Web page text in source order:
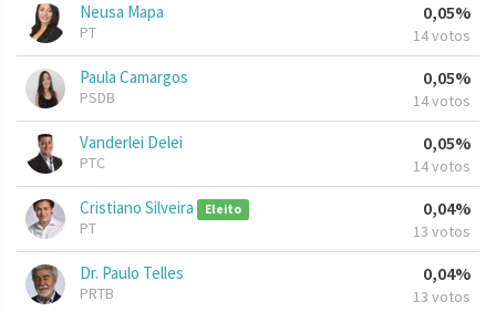
Neusa Mapa
PT
0,05%
14 votos
Paula Camargos
PSDB
0,05%
14 votos
Vanderlei Delei
PTC
0,05%
14 votos
Cristiano Silveira Eleito
PT
0,04%
13 votos
Dr. Paulo Telles
PRTB
0,04%
13 votos